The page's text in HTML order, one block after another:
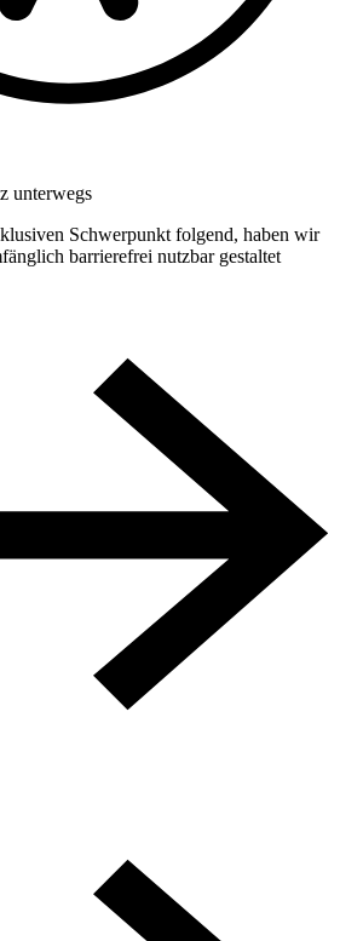
unterwegs
Schwerpunkt folgend, haben wir
barrierefrei nutzbar gestaltet